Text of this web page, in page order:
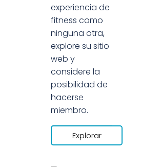
experiencia de
fitness como
ninguna otra,
explore su sitio
web y
considere la
posibilidad de
hacerse
miembro.
Explorar